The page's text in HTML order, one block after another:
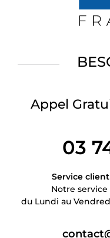
Appel
03
Service
Notre
du Lundi au